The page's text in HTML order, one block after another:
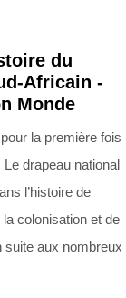
du
Africain -
Monde
la première fois
Le drapeau national
l’histoire de
colonisation et de
suite aux nombreux